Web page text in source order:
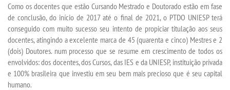
Como os docentes que estão Cursando Mestrado e Doutorado estão em fase
de conclusão, do início de 2017 até o final de 2021, o PTDO UNIESP terá
conseguido com muito sucesso seu intento de propiciar titulação aos seus
docentes, atingindo a excelente marca de 45 (quarenta e cinco) Mestres e 2
(dois) Doutores. num processo que se resume em crescimento de todos os
envolvidos: dos docentes, dos Cursos, das IES e da UNIESP, instituição privada
e 100% brasileira que investiu em seu bem mais precioso que é seu capital
humano.